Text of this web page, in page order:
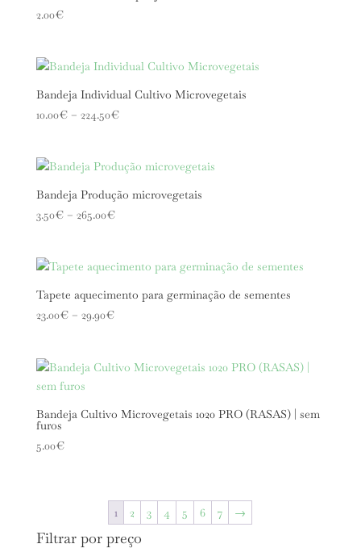
2.00€
Bandeja Individual Cultivo Microvegetais
10.00€ – 224.50€Price
through
224.50€
Bandeja Produção microvegetais
3.50€ – 265.00€Price
through
Tapete aquecimento para germinação de sementes
23.00€ – 29.90€Price
through
Bandeja Cultivo Microvegetais 1020 PRO (RASAS) | sem
furos
5.00€
1 2 3 4 5 6 7 →
Filtrar por preço